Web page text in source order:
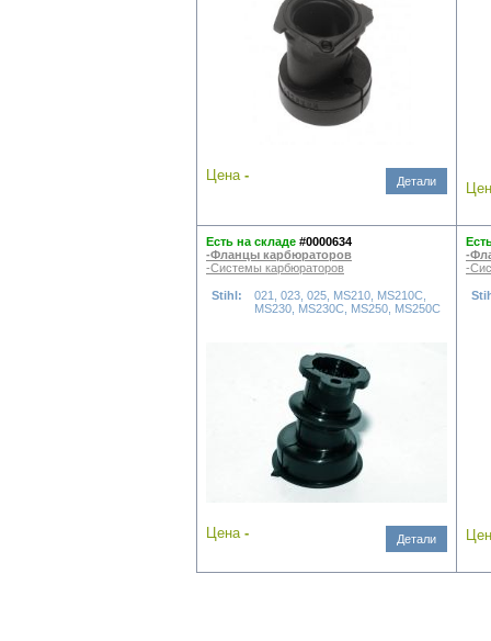
Цена - Детали
Есть на складе #0000634
-Фланцы карбюраторов
-Системы карбюраторов
Stihl:
021, 023, 025, MS210, MS210C,
MS230, MS230C, MS250, MS250C
Цена - Детали
-
-